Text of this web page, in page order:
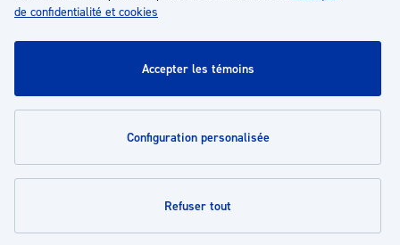
de confidentialité et cookies
accepter les témoins
configuration personalisée
refuser tout
À propos
Service client